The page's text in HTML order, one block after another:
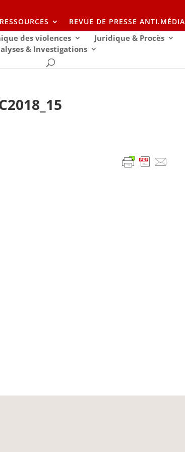
RESSOURCES REVUE DE PRESSE ANTI.MÉDIA
des violences Juridique & Procès
& Investigations